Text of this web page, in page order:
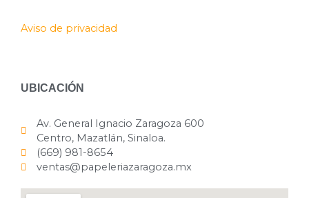
Aviso de privacidad
UBICACIÓN
Av. General Ignacio Zaragoza 600
Centro, Mazatlán, Sinaloa.
(669) 981-8654
ventas@papeleriazaragoza.mx